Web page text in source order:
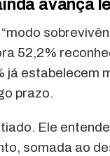
avança
52,2%
já estabelecem
prazo.
Ele
somada ao